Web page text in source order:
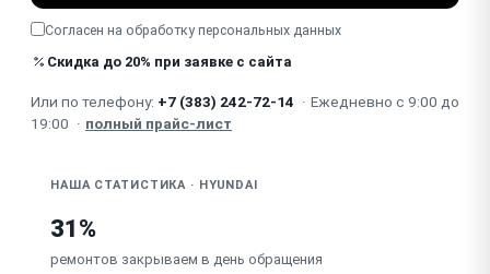
штанга / вешалка (напольный)
Неисправна плата / электрика
Повреждён сетевой шнур
Согласен на обработку персональных данных
Скидка до 20% при заявке с сайта
Или по телефону: +7 (383) 242-72-14 · Ежедневно с 9:00 до
19:00 · полный прайс-лист
НАША СТАТИСТИКА · HYUNDAI
31%
ремонтов закрываем в день обращения